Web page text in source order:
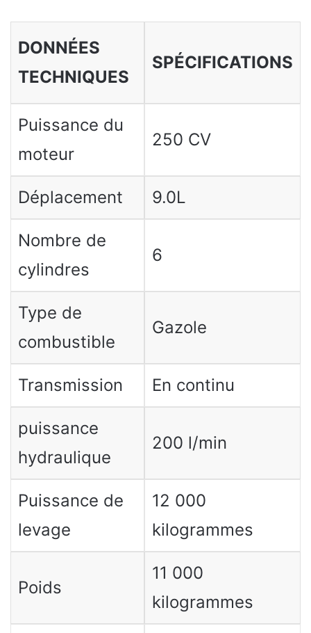
DONNÉES
TECHNIQUES
SPÉCIFICATIONS
Puissance du
moteur
250 CV
Déplacement 9.0L
Nombre de
cylindres
6
Type de
combustible
Gazole
Transmission En continu
puissance
hydraulique
200 l/min
Puissance de
levage
12 000
kilogrammes
Poids
11 000
kilogrammes